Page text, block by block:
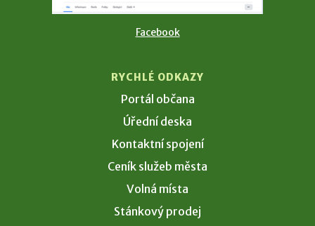
Facebook
RYCHLÉ ODKAZY
Portál občana
Úřední deska
Kontaktní spojení
Ceník služeb města
Volná místa
Stánkový prodej